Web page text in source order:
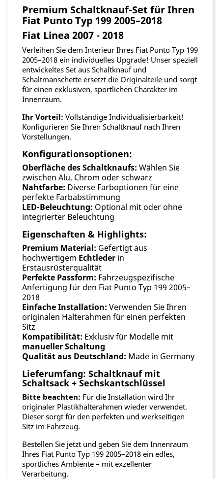
Premium Schaltknauf-Set für Ihren
Fiat Punto Typ 199 2005–2018
Fiat Linea 2007 - 2018
Verleihen Sie dem Interieur Ihres Fiat Punto Typ 199
2005–2018 ein individuelles Upgrade! Unser speziell
entwickeltes Set aus Schaltknauf und
Schaltmanschette ersetzt die Originalteile und sorgt
für einen exklusiven, sportlichen Charakter im
Innenraum.
Ihr Vorteil: Vollständige Individualisierbarkeit!
Konfigurieren Sie Ihren Schaltknauf nach Ihren
Vorstellungen.
Konfigurationsoptionen:
Oberfläche des Schaltknaufs: Wählen Sie
zwischen Alu, Chrom oder schwarz
Nahtfarbe: Diverse Farboptionen für eine
perfekte Farbabstimmung
LED-Beleuchtung: Optional mit oder ohne
integrierter Beleuchtung
Eigenschaften & Highlights:
Premium Material: Gefertigt aus
hochwertigem Echtleder in
Erstausrüsterqualität
Perfekte Passform: Fahrzeugspezifische
Anfertigung für den Fiat Punto Typ 199 2005–
2018
Einfache Installation: Verwenden Sie Ihren
originalen Halterahmen für einen perfekten
Sitz
Kompatibilität: Exklusiv für Modelle mit
manueller Schaltung
Qualität aus Deutschland: Made in Germany
Lieferumfang: Schaltknauf mit
Schaltsack + Sechskantschlüssel
Bitte beachten: Für die Installation wird Ihr
originaler Plastikhalterahmen wieder verwendet.
Dieser sorgt für den perfekten und werkseitigen
Sitz im Fahrzeug.
Bestellen Sie jetzt und geben Sie dem Innenraum
Ihres Fiat Punto Typ 199 2005–2018 ein edles,
sportliches Ambiente – mit exzellenter
Verarbeitung.